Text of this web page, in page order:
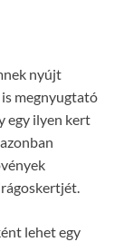
nyújt
megnyugtató
egy ilyen kert
lehet egy